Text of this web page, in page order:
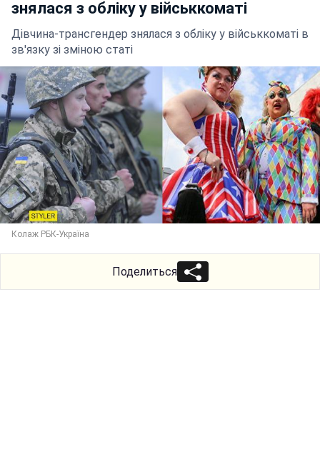
знялася з обліку у військкоматі
Дівчина-трансгендер знялася з обліку у військкоматі в
зв'язку зі зміною статі
Колаж РБК-Україна
Поделиться